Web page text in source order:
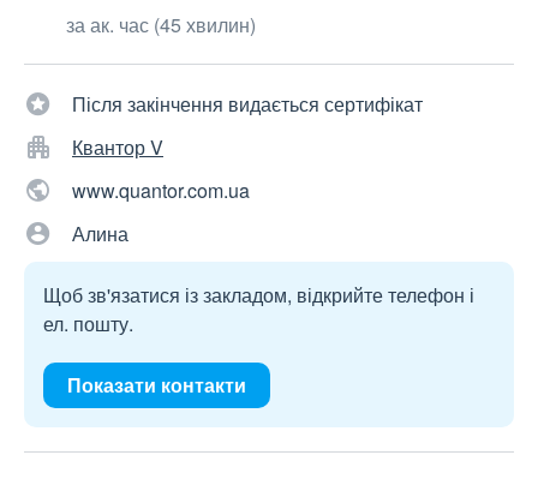
за ак. час (45 хвилин)
Після закінчення видається сертифікат
Квантор V
www.quantor.com.ua
Алина
Щоб зв'язатися із закладом, відкрийте телефон і
ел. пошту.
Показати контакти